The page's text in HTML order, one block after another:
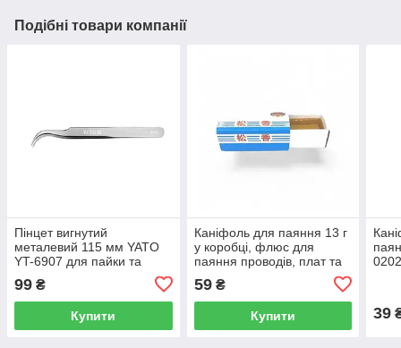
Подібні товари компанії
Пінцет вигнутий
металевий 115 мм YATO
YT-6907 для пайки та
99 ₴
Купити
Каніфоль для паяння 13 г
у коробці, флюс для
паяння проводів, плат та
59₴
Купити 39